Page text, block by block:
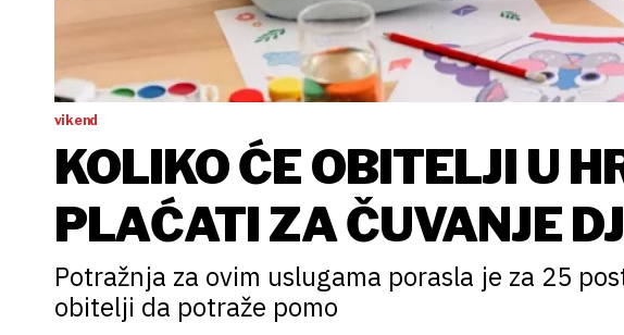
vikend
KOLIKO ĆE OBITELJI U
PLAĆATI ZA ČUVANJE
Potražnja za ovim uslugama porasla je za 25
obitelji da potraže pomo